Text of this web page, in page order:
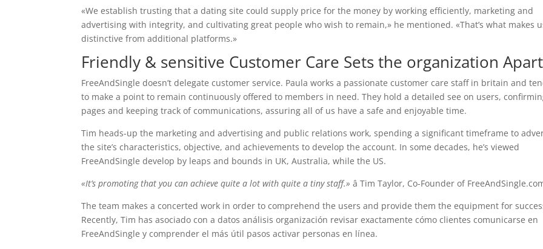
«We establish trusting that a dating site could supply price for the money by working efficiently, marketing and
advertising with integrity, and cultivating great people who wish to remain,» he mentioned. «That’s what makes
distinctive from additional platforms.»
Friendly & sensitive Customer Care Sets the organization Apart
FreeAndSingle doesn’t delegate customer service. Paula works a passionate customer care staff in britain and
to make a point to remain continuously offered to members in need. They hold a detailed see on users,
pages and keeping track of communications, assuring all of us have a safe and enjoyable time.
Tim heads-up the marketing and advertising and public relations work, spending a significant timeframe to
the site’s characteristics, objective, and achievements to develop the account. In some decades, he’s viewed
FreeAndSingle develop by leaps and bounds in UK, Australia, while the US.
«It’s promoting that you can achieve quite a lot with quite a tiny staff.» â Tim Taylor, Co-Founder of
The team makes a concerted work in order to comprehend the users and provide them the equipment for
Recently, Tim has asociado con a datos análisis organización revisar exactamente cómo clientes comunicarse en
FreeAndSingle y comprender el más útil pasos activar personas en línea.